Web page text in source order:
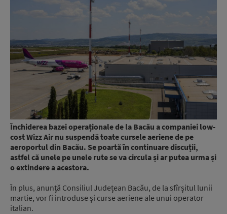
Închiderea bazei operaționale de la Bacău a companiei low-
cost Wizz Air nu suspendă toate cursele aeriene de pe
aeroportul din Bacău. Se poartă în continuare discuții,
astfel că unele pe unele rute se va circula și ar putea urma și
o extindere a acestora.
În plus, anunță Consiliul Județean Bacău, de la sfîrșitul lunii
martie, vor fi introduse și curse aeriene ale unui operator
italian.